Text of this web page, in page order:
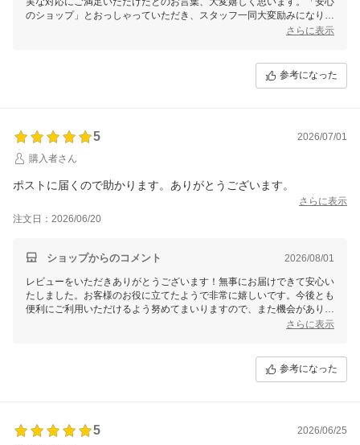
のショップ」とおっしゃっていただき、スタッフ一同大変励みになりま
す。今後ともお客様にご満足いただけるサービスを心がけてまいります
さらに表示
参考になった
5
2026/07/01
購入者さん
ポストに届くので助かります。ありがとうございます。
さらに表示
注文日：2026/06/20
ショップからのコメント 2026/08/01
レビューをいただきありがとうございます！無事にお届けできて安心い
たしました。お客様のお役に立てたようで非常に嬉しいです。今後とも
便利にご利用いただけるよう努めてまいりますので、また機会がありま
さらに表示
参考になった
5
2026/06/25